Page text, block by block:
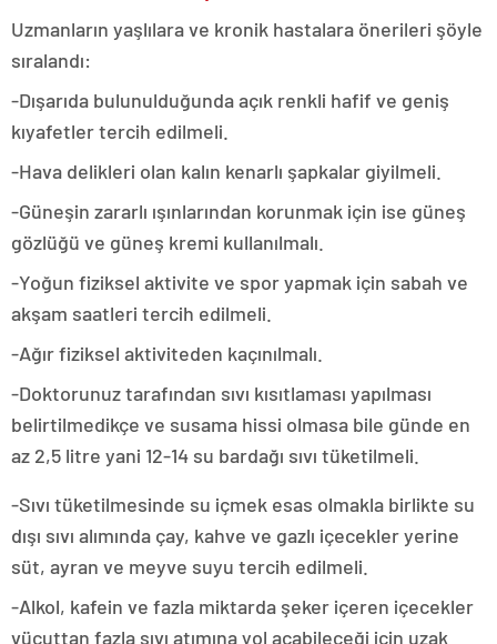
Uzmanların yaşlılara ve kronik hastalara önerileri şöyle
sıralandı:
-Dışarıda bulunulduğunda açık renkli hafif ve geniş
kıyafetler tercih edilmeli.
-Hava delikleri olan kalın kenarlı şapkalar giyilmeli.
-Güneşin zararlı ışınlarından korunmak için ise güneş
gözlüğü ve güneş kremi kullanılmalı.
-Yoğun fiziksel aktivite ve spor yapmak için sabah ve
akşam saatleri tercih edilmeli.
-Ağır fiziksel aktiviteden kaçınılmalı.
-Doktorunuz tarafından sıvı kısıtlaması yapılması
belirtilmedikçe ve susama hissi olmasa bile günde en
az 2,5 litre yani 12-14 su bardağı sıvı tüketilmeli.
-Sıvı tüketilmesinde su içmek esas olmakla birlikte su
dışı sıvı alımında çay, kahve ve gazlı içecekler yerine
süt, ayran ve meyve suyu tercih edilmeli.
-Alkol, kafein ve fazla miktarda şeker içeren içecekler
vücuttan fazla sıvı atımına yol açabileceği için uzak